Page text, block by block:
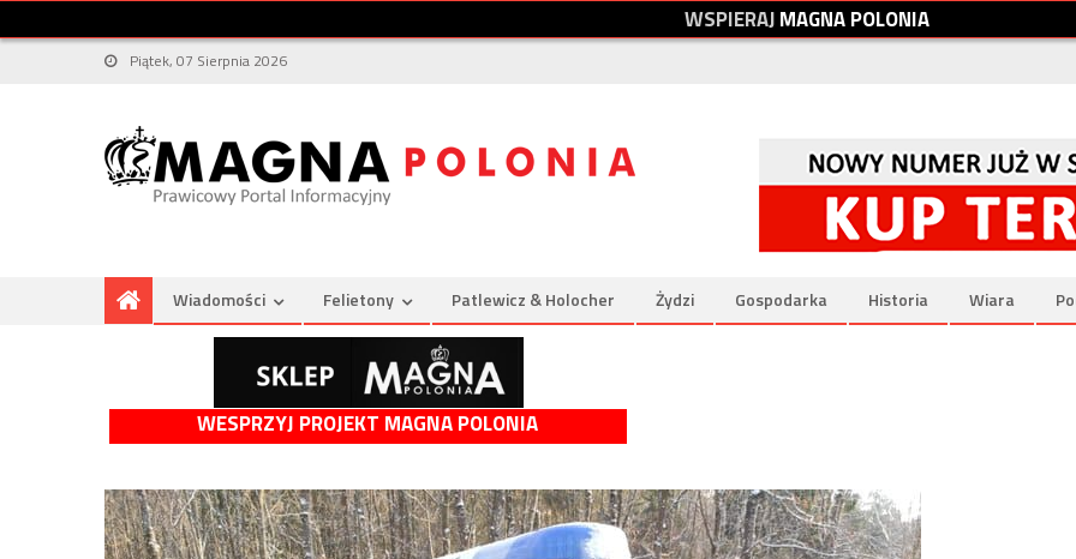
WSPIERAJMAGNAPOLONIA
Piątek, 07 Sierpnia 2026
Wiadomości Felietony Patlewicz & Holocher Żydzi Gospodarka Historia Wiara
WESPRZYJ PROJEKT MAGNA POLONIA